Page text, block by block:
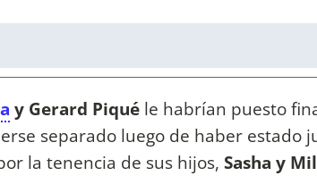
y Gerard Piqué le habrían puesto
separado luego de haber estado
la tenencia de sus hijos, Sasha y